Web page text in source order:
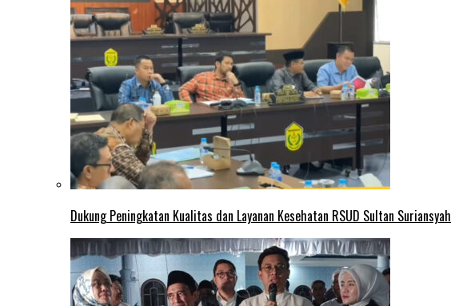
Dukung Peningkatan Kualitas dan Layanan Kesehatan RSUD Sultan Suriansyah